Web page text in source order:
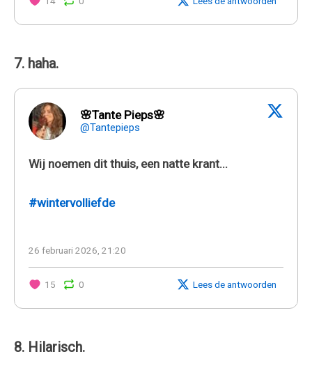
7. haha.
🌸Tante Pieps🌸
@Tantepieps
Wij noemen dit thuis, een natte krant...
#wintervolliefde
26 februari 2026, 21:20
15 0 Lees de antwoorden
8. Hilarisch.